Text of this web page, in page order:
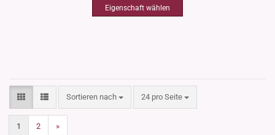
Sortieren nach
Sortieren nach 24 pro Seite
pro Seite
1 2 »